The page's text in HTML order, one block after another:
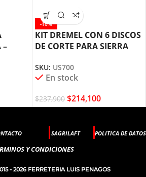
–
-10%
KIT DREMEL CON 6 DISCOS
DE CORTE PARA SIERRA
SKU: US700
En stock
$237,900 $214,100
SAGRILAFT POLITICA DE DATOS
Y CONDICIONES
- 2026 FERRETERIA LUIS PENAGOS